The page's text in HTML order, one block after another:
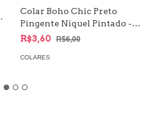
Colar Boho Chic Preto
Pingente Níquel Pintado -
Country
R$3,60 R$6,00
COLARES